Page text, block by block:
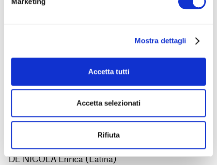
Mostra dettagli
Accetta tutti
Accetta selezionati
Rifiuta
October 12–20, 2015
ALFANO Andrea (Naples)
BARZAGLI Giancarlo (Florence)
CIRILLI Francesca (Turin)
CORRENT Claudia (Bolzano)
DE FRANCISCIS Andrea (Naples)
DE NICOLA Enrica (Latina)